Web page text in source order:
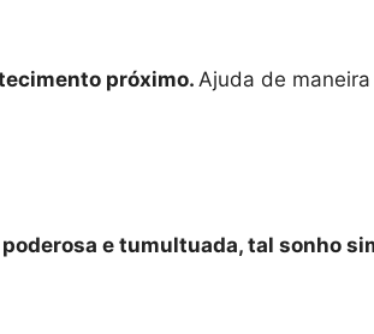
próximo. Ajuda de
e tumultuada, tal sonho